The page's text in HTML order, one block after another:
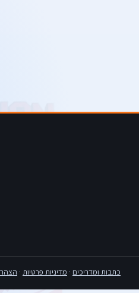
כתבות ומדריכים · מדיניות פרטיות ·